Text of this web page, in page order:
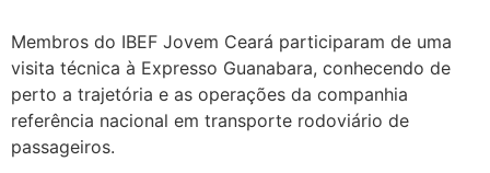
Membros do IBEF Jovem Ceará participaram de uma
visita técnica à Expresso Guanabara, conhecendo de
perto a trajetória e as operações da companhia
referência nacional em transporte rodoviário de
passageiros.